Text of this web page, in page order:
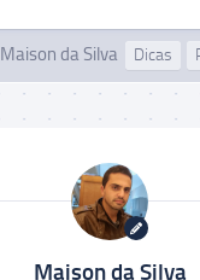
Maison da Silva Dicas
Maison da Silva